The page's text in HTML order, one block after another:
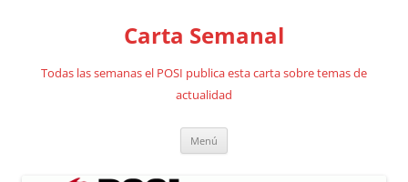
Carta Semanal
Todas las semanas el POSI publica esta carta sobre temas de
actualidad
Menú